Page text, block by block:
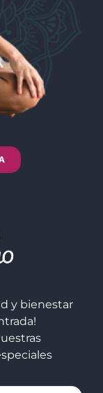
y bienestar